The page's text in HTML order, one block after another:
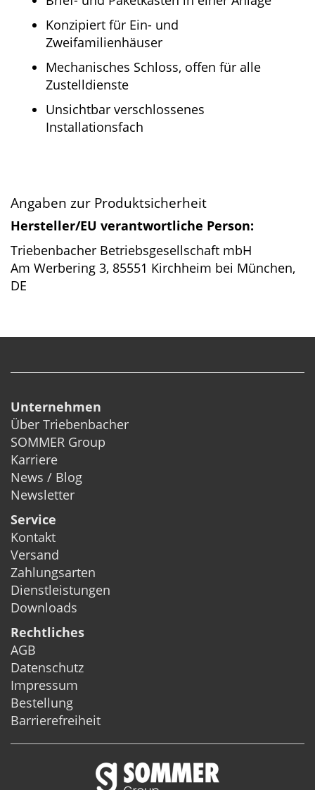
Konzipiert für Ein- und
Zweifamilienhäuser
Mechanisches Schloss, offen für alle
Zustelldienste
Unsichtbar verschlossenes
Installationsfach
Angaben zur Produktsicherheit
Hersteller/EU verantwortliche Person:
Triebenbacher Betriebsgesellschaft mbH
Am Werbering 3, 85551 Kirchheim bei München,
DE
Unternehmen
Über Triebenbacher
SOMMER Group
Karriere
News / Blog
Newsletter
Service
Kontakt
Versand
Zahlungsarten
Dienstleistungen
Downloads
Rechtliches
AGB
Datenschutz
Impressum
Bestellung
Barrierefreiheit